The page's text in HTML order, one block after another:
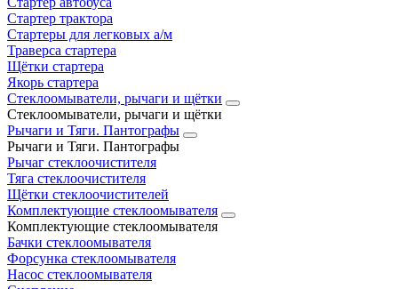
Стартер трактора
Стартеры для легковых а/м
Траверса стартера
Щётки стартера
Якорь стартера
Стеклоомыватели, рычаги и щётки
Стеклоомыватели, рычаги и щётки
Рычаги и Тяги. Пантографы
Рычаги и Тяги. Пантографы
Рычаг стеклоочистителя
Тяга стеклоочистителя
Щётки стеклоочистителей
Комплектующие стеклоомывателя
Комплектующие стеклоомывателя
Бачки стеклоомывателя
Форсунка стеклоомывателя
Насос стеклоомывателя